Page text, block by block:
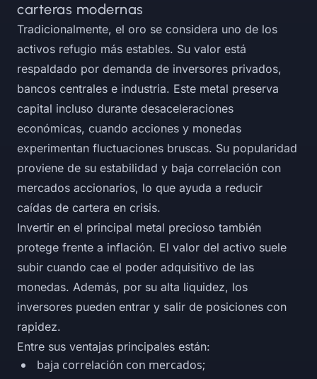
carteras modernas
Tradicionalmente, el oro se considera uno de los
activos refugio más estables. Su valor está
respaldado por demanda de inversores privados,
bancos centrales e industria. Este metal preserva
capital incluso durante desaceleraciones
económicas, cuando acciones y monedas
experimentan fluctuaciones bruscas. Su popularidad
proviene de su estabilidad y baja correlación con
mercados accionarios, lo que ayuda a reducir
caídas de cartera en crisis.
Invertir en el principal metal precioso también
protege frente a inflación. El valor del activo suele
subir cuando cae el poder adquisitivo de las
monedas. Además, por su alta liquidez, los
inversores pueden entrar y salir de posiciones con
rapidez.
Entre sus ventajas principales están:
baja correlación con mercados;